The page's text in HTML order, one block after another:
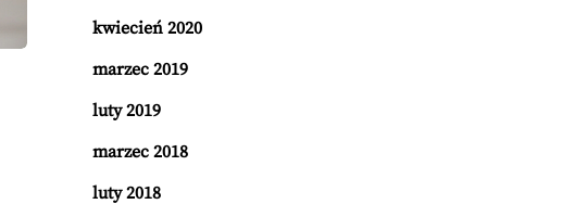
kwiecień 2020
marzec 2019
luty 2019
marzec 2018
luty 2018